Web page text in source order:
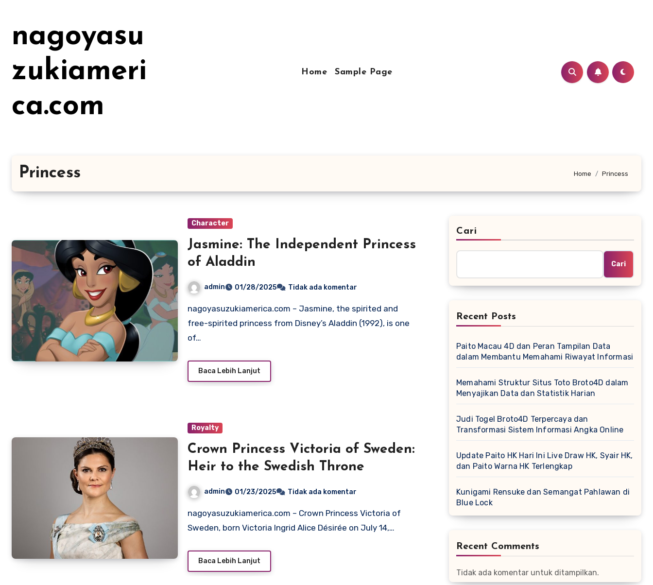
kontennagoyasu
zukiameri
ca.com
Home Sample Page
Princess Home Princess
Character
Jasmine: The Independent Princess
of Aladdin
admin 01/28/2025 Tidak ada komentar
nagoyasuzukiamerica.com – Jasmine, the spirited and
free-spirited princess from Disney’s Aladdin (1992), is one
of…
Baca Lebih Lanjut
Royalty
Crown Princess Victoria of Sweden:
Heir to the Swedish Throne
admin 01/23/2025 Tidak ada komentar
nagoyasuzukiamerica.com – Crown Princess Victoria of
Sweden, born Victoria Ingrid Alice Désirée on July 14,…
Baca Lebih Lanjut
Cari
Cari
Recent Posts
Paito Macau 4D dan Peran Tampilan Data
dalam Membantu Memahami Riwayat Informasi
Memahami Struktur Situs Toto Broto4D dalam
Menyajikan Data dan Statistik Harian
Judi Togel Broto4D Terpercaya dan
Transformasi Sistem Informasi Angka Online
Update Paito HK Hari Ini Live Draw HK, Syair HK,
dan Paito Warna HK Terlengkap
Kunigami Rensuke dan Semangat Pahlawan di
Blue Lock
Recent Comments
Tidak ada komentar untuk ditampilkan.